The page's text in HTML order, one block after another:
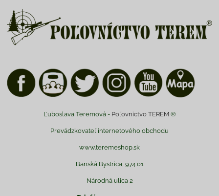
Ľuboslava Teremová - Poľovnictvo TEREM®
Prevádzkovateľ internetového obchodu
www.teremeshop.sk
Banská Bystrica, 974 01
Národná ulica 2